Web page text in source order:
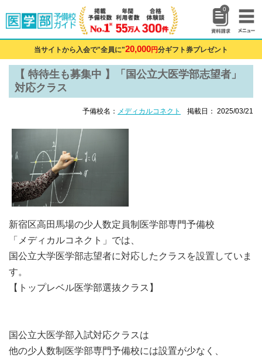
0
当サイトから入会で"全員に"20,000円分ギフト券プレゼント
【 特待生も募集中 】「国公立大医学部志望者」
対応クラス
予備校名： メディカルコネクト 掲載日： 2025/03/21
新宿区高田馬場の少人数定員制医学部専門予備校
「メディカルコネクト」では、
国公立大学医学部志望者に対応したクラスを設置していま
す。
【トップレベル医学部選抜クラス】
国公立大医学部入試対応クラスは
他の少人数制医学部専門予備校には設置が少なく、